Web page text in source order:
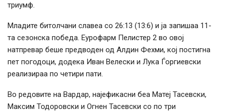
триумф.
Младите битолчани славеа со 26:13 (13:6) и ја запишаа 11-
та сезонска победа. Еурофарм Пелистер 2 во овој
натпревар беше предводен од Алдин Фехми, кој постигна
пет погодоци, додека Иван Велески и Лука Ѓоргиевски
реализираа по четири пати.
Во редовите на Вардар, најефикасни беа Матеј Тасевски,
Максим Тодоровски и Огнен Тасевски со по три